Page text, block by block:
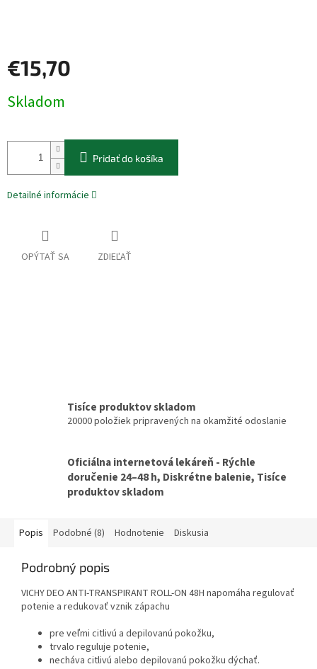
€15,70
cena:
Skladom
Pridať do košíka
Detailné informácie
OPÝTAŤ SA ZDIEĽAŤ
Tisíce produktov skladom
20000 položiek pripravených na okamžité odoslanie
Oficiálna internetová lekáreň - Rýchle
doručenie 24–48 h, Diskrétne balenie, Tisíce
produktov skladom
Popis Podobné (8) Hodnotenie Diskusia
Podrobný popis
VICHY DEO ANTI-TRANSPIRANT ROLL-ON 48H napomáha regulovať
potenie a redukovať vznik zápachu
pre veľmi citlivú a depilovanú pokožku,
trvalo reguluje potenie,
necháva citlivú alebo depilovanú pokožku dýchať.